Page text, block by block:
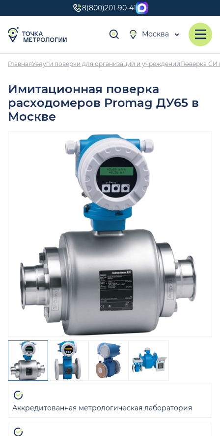
8(800)201-90-41
Москва
ГлавнаяУслуги поверки для организаций и учрежденийПоверка СИ
Имитационная поверка
расходомеров Promag ДУ65 в
Москве
Аккредитованная метрологическая лаборатория